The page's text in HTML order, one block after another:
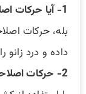
1- آیا حرکات اصلاحی برای درمان زانو درد موثر هستند؟
بله، حرکات
داده و درد
2- حرکات اصلاحی زانو درد با کش چگونه انجام می‌شود؟